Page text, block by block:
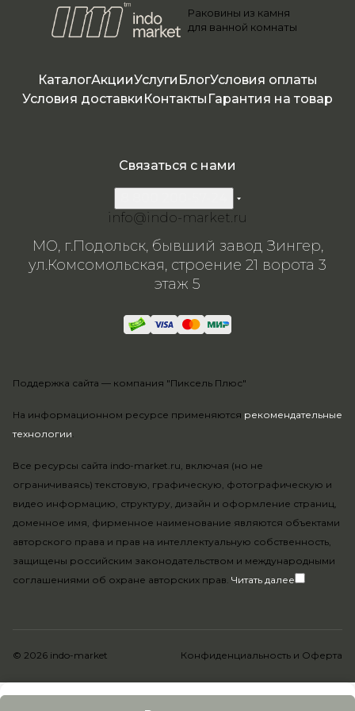
камня камня
камня
0127086
5
камн
я
0*15
0095
Раковины из камня
для ванной комнаты
КаталогАкцииУслуги БлогУсловия оплаты
Условия доставки Контакты Гарантия на товар
На информационном ресурсе применяются рекомендательные
технологии.
Все ресурсы сайта indo-market.ru, включая (но не
ограничиваясь) текстовую, графическую, фотографическую и
видео информацию, структуру, дизайн и оформление страниц,
доменное имя, фирменное наименование являются объектами
авторского права и прав на интеллектуальную собственность,
защищены российским законодательством и международными
соглашениями об охране авторских прав. Читать далее
Связаться с нами
info@indo-market.ru
МО, г.Подольск, бывший завод Зингер,
ул.Комсомольская, строение 21 ворота 3
этаж 5
Поддержка сайта — компания "Пиксель Плюс"
© 2026 indo-market Конфиденциальность и Оферта